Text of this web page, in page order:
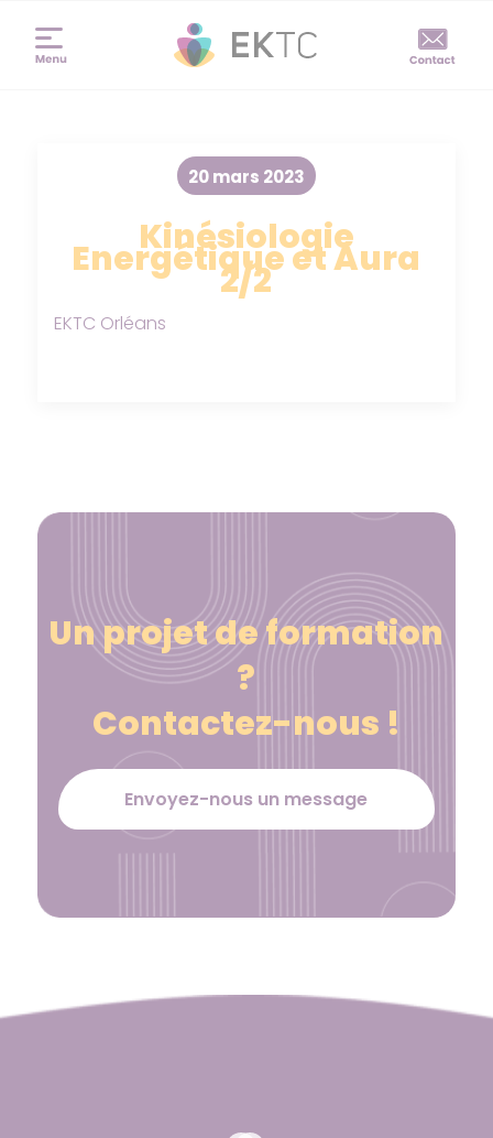
Kinésiologie
Energétique et Aura
2/2
20 mars 2023
EKTC Orléans
Un projet de formation
?
Contactez-nous !
Envoyez-nous un message